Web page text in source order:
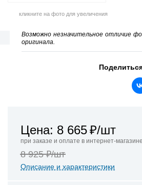
кликните на фото для увеличения
Возможно незначительное отличие
оригинала.
Цена: 8 665₽/шт
при заказе и оплате в интернет-магазине
8 925 ₽/шт
Описание и характеристики